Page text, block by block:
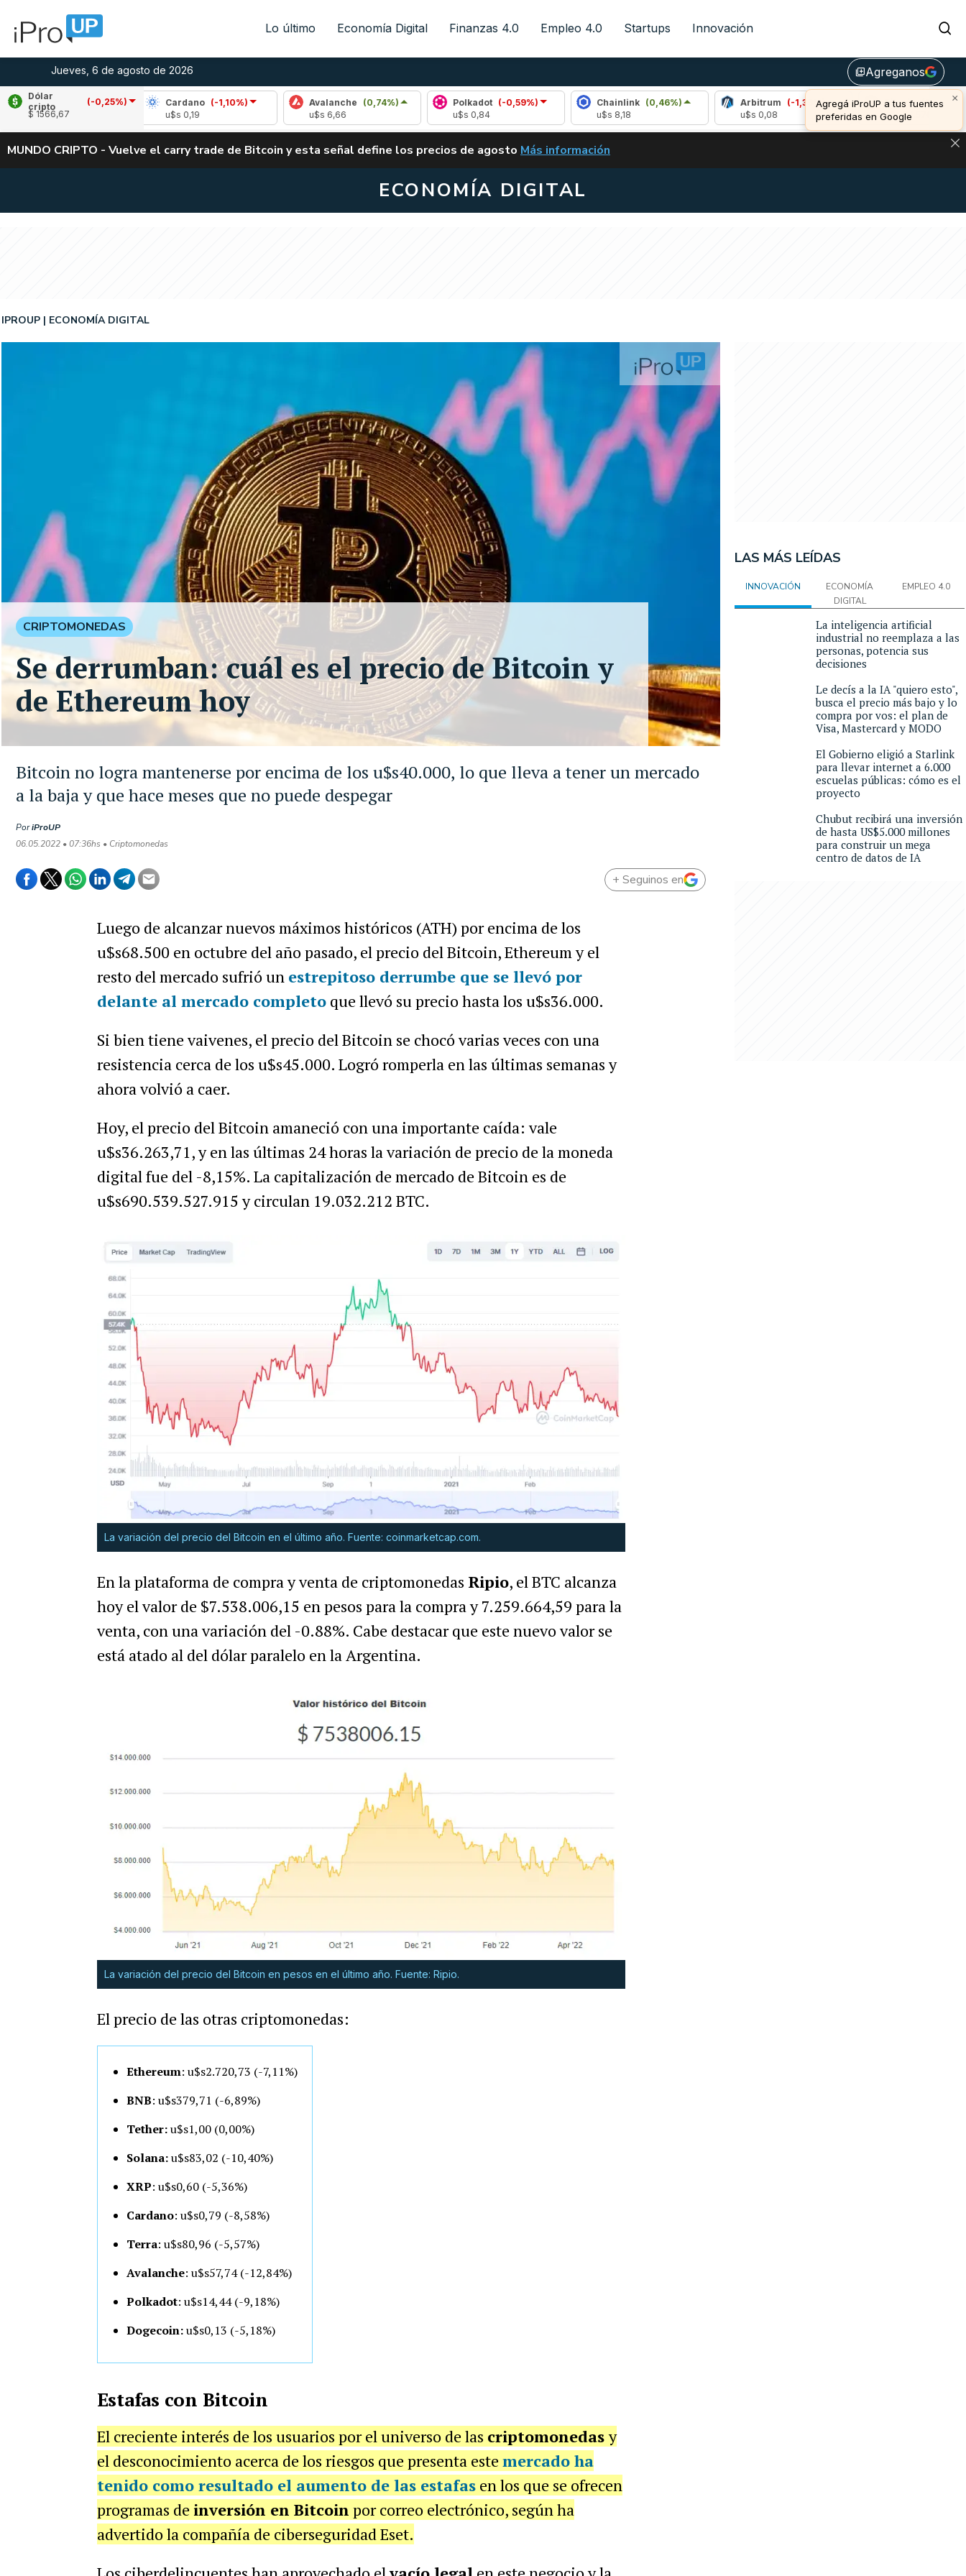
Lo último Economía Digital Finanzas 4.0 Empleo 4.0 Startups Innovación
Jueves, 6 de agosto de 2026 library_addAgreganos
×
Agregá iProUP a tus fuentes
preferidas en Google
Dólar
cripto
(-0,25%)
$ 1566,67
(-2,03%)
Cardano (-1,10%)
Avalanche
(0,74%)
Polkadot (-0,59%)
Chainlink
(0,46%)
Arbitrum
(-1,39%)
Bitcoin (0,71%)
u$s 64.576,00
ALERTA
MUNDO CRIPTO - Vuelve el carry trade de Bitcoin y esta señal define los precios de agosto VUELVE EL CARRY TRADE DE BITCOIN Y ESTA SEÑAL DEFINE LOS PRECIOS DE
Más información
ECONOMÍA DIGITAL
Bitcoin no logra mantenerse por encima de los u$s40.000, lo que lleva a tener un mercado
a la baja y que hace meses que no puede despegar
IPROUP ECONOMÍA DIGITAL
PoriProUP
06.05.2022 • 07:36hs • Criptomonedas
CRIPTOMONEDAS
Se derrumban: cuál es el precio de Bitcoin y
de Ethereum hoy
+ Seguinos en
Luego de alcanzar nuevos máximos históricos (ATH) por encima de los
u$s68.500 en octubre del año pasado, el precio del Bitcoin, Ethereum y el
resto del mercado sufrió un estrepitoso derrumbe que se llevó por
delante al mercado completoque llevó su precio hasta los u$s36.000.
Si bien tiene vaivenes, el precio del Bitcoin se chocó varias veces con una
resistencia cerca de los u$s45.000. Logró romperla en las últimas semanas y
ahora volvió a caer.
Hoy, el precio del Bitcoin amaneció con una importante caída: vale
u$s36.263,71, y en las últimas 24 horas la variación de precio de la moneda
digital fue del -8,15%. La capitalización de mercado de Bitcoin es de
u$s690.539.527.915 y circulan 19.032.212 BTC.
La variación del precio del Bitcoin en el último año. Fuente: coinmarketcap.com.
En la plataforma de compra y venta de criptomonedas Ripio, el BTC alcanza
hoy el valor de $7.538.006,15 en pesos para la compra y 7.259.664,59 para la
venta, con una variación del -0.88%. Cabe destacar que este nuevo valor se
está atado al del dólar paralelo en la Argentina.
La variación del precio del Bitcoin en pesos en el último año. Fuente: Ripio.
El precio de las otras criptomonedas:
Ethereum: u$s2.720,73 (-7,11%)
BNB: u$s379,71 (-6,89%)
Tether:u$s1,00 (0,00%)
Solana:u$s83,02 (-10,40%)
XRP: u$s0,60 (-5,36%)
Cardano: u$s0,79 (-8,58%)
Terra: u$s80,96 (-5,57%)
Avalanche: u$s57,74 (-12,84%)
Polkadot: u$s14,44 (-9,18%)
Dogecoin:u$s0,13 (-5,18%)
Estafas con Bitcoin
El creciente interés de los usuarios por el universo de las criptomonedasy
el desconocimiento acerca de los riesgos que presenta este mercado ha
tenido como resultado el aumento de las estafasen los que se ofrecen
programas de inversión en Bitcoin por correo electrónico, según ha
advertido la compañía de ciberseguridad Eset.
LAS MÁS LEÍDAS
INNOVACIÓN
ECONOMÍA
DIGITAL
EMPLEO 4.0
La inteligencia artificial
industrial no reemplaza a las
personas, potencia sus
decisiones
Le decís a la IA "quiero esto",
busca el precio más bajo y lo
compra por vos: el plan de
Visa, Mastercard y MODO
El Gobierno eligió a Starlink
para llevar internet a 6.000
escuelas públicas: cómo es el
proyecto
Chubut recibirá una inversión
de hasta US$5.000 millones
para construir un mega
centro de datos de IA